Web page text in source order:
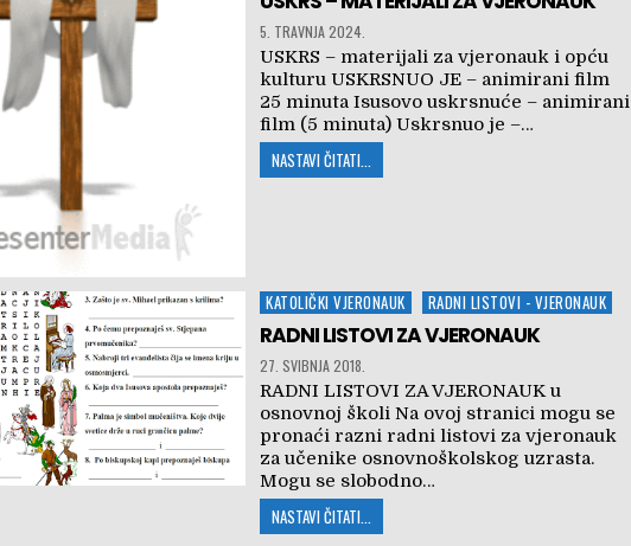
5. TRAVNJA 2024.
USKRS – materijali za vjeronauk i opću
kulturu USKRSNUO JE – animirani film
25 minuta Isusovo uskrsnuće – animirani
film (5 minuta) Uskrsnuo je –…
NASTAVI ČITATI...
Posted
in
KATOLIČKI VJERONAUK RADNI LISTOVI - VJERONAUK
RADNI LISTOVI ZA VJERONAUK
27. SVIBNJA 2018.
RADNI LISTOVI ZA VJERONAUK u
osnovnoj školi Na ovoj stranici mogu se
pronaći razni radni listovi za vjeronauk
za učenike osnovnoškolskog uzrasta.
Mogu se slobodno…
NASTAVI ČITATI...